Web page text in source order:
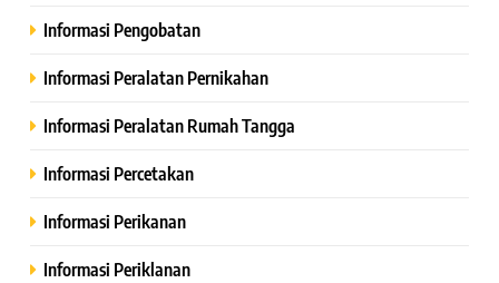
Informasi Pengobatan
Informasi Peralatan Pernikahan
Informasi Peralatan Rumah Tangga
Informasi Percetakan
Informasi Perikanan
Informasi Periklanan